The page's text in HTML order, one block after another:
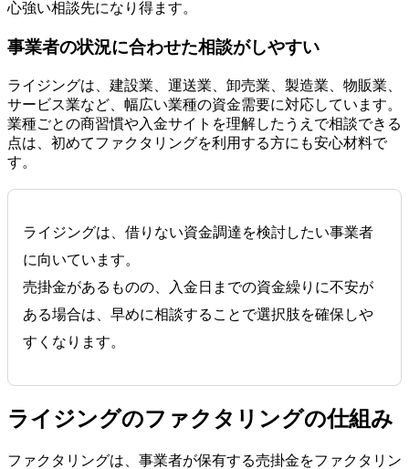
心強い相談先になり得ます。
事業者の状況に合わせた相談がしやすい
ライジングは、建設業、運送業、卸売業、製造業、物販業、
サービス業など、幅広い業種の資金需要に対応しています。
業種ごとの商習慣や入金サイトを理解したうえで相談できる
点は、初めてファクタリングを利用する方にも安心材料で
す。
ライジングは、借りない資金調達を検討したい事業者
に向いています。
売掛金があるものの、入金日までの資金繰りに不安が
ある場合は、早めに相談することで選択肢を確保しや
すくなります。
ライジングのファクタリングの仕組み
ファクタリングは、事業者が保有する売掛金をファクタリン